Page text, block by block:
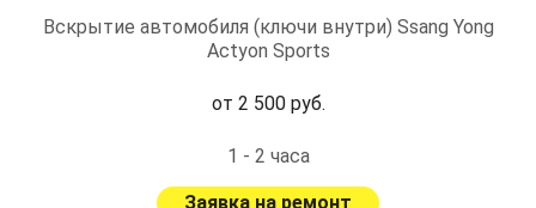
Вскрытие автомобиля (ключи внутри) Ssang Yong
Actyon Sports
от 2 500 руб.
1 - 2 часа
Заявка на ремонт